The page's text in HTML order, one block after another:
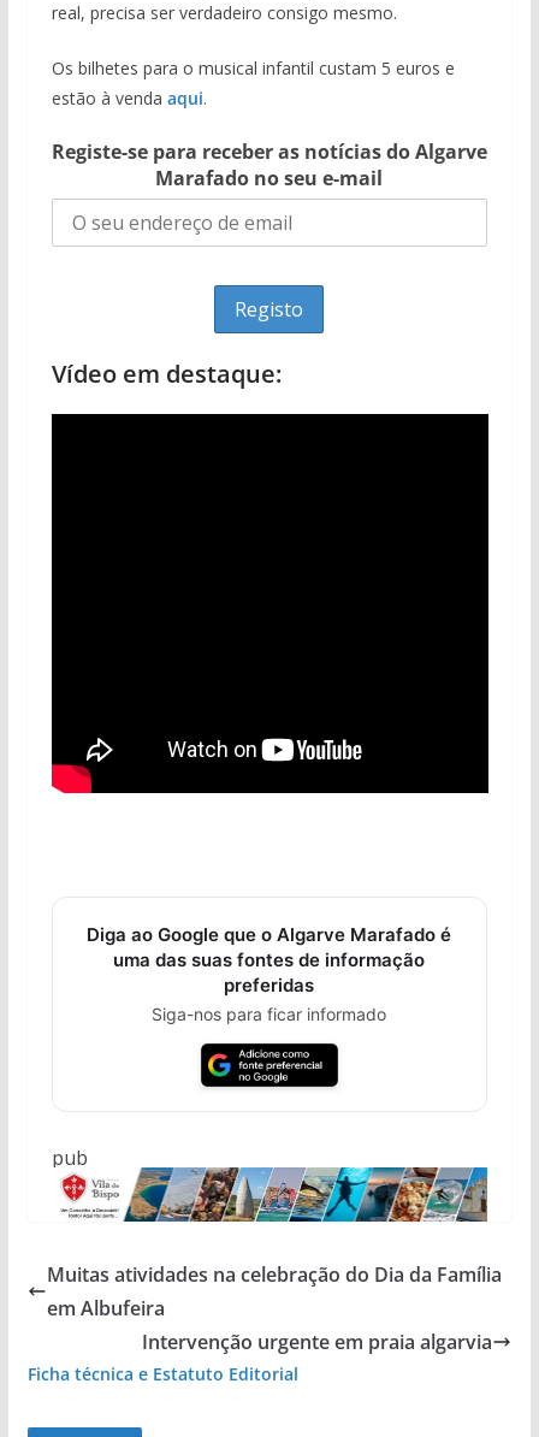
real, precisa ser verdadeiro consigo mesmo.
Os bilhetes para o musical infantil custam 5 euros e
estão à venda aqui.
Registe-se para receber as notícias do Algarve
Marafado no seu e-mail
Vídeo em destaque:
Diga ao Google que o Algarve Marafado é
uma das suas fontes de informação
preferidas
Siga-nos para ficar informado
pub
Muitas atividades na celebração do Dia da Família
em Albufeira
Intervenção urgente em praia algarvia
Ficha técnica e Estatuto Editorial